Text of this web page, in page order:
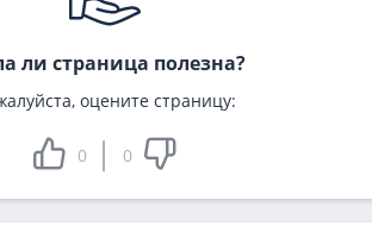
ли страница полезна?
оцените страницу:
0 0